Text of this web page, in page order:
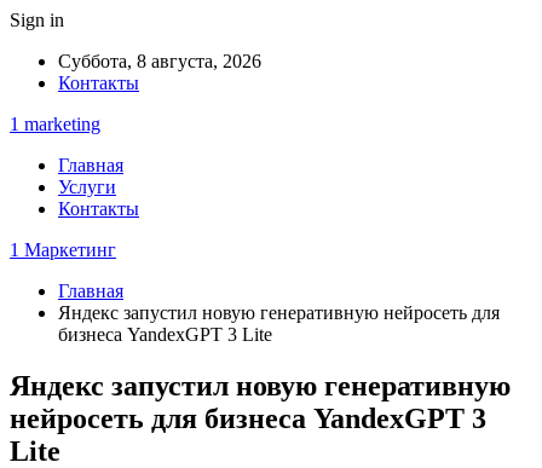
Sign in
Суббота, 8 августа, 2026
Контакты
1 marketing
Главная
Услуги
Контакты
1 Маркетинг
Главная
Яндекс запустил новую генеративную нейросеть для
бизнеса YandexGPT 3 Lite
Яндекс запустил новую генеративную
нейросеть для бизнеса YandexGPT 3
Lite